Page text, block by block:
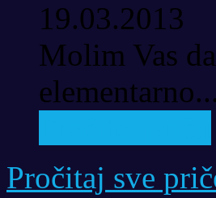
19.03.2013
Molim Vas
elementarno...
Pročitaj sve